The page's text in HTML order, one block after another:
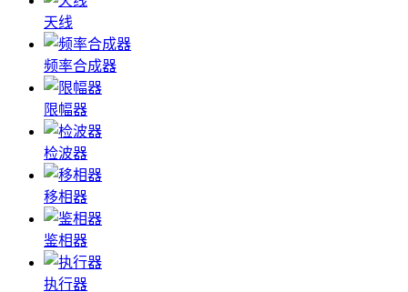
天线
频率合成器
限幅器
检波器
移相器
鉴相器
执行器